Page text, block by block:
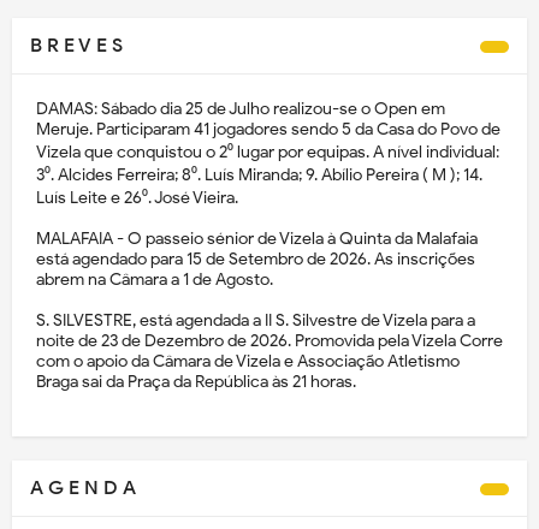
B R E V E S
DAMAS: Sábado dia 25 de Julho realizou-se o Open em
Meruje. Participaram 41 jogadores sendo 5 da Casa do Povo de
Vizela que conquistou o 2⁰ lugar por equipas. A nível individual:
3⁰. Alcides Ferreira; 8⁰. Luís Miranda; 9. Abílio Pereira ( M ); 14.
Luís Leite e 26⁰. José Vieira.
MALAFAIA - O passeio sénior de Vizela à Quinta da Malafaia
está agendado para 15 de Setembro de 2026. As inscrições
abrem na Câmara a 1 de Agosto.
S. SILVESTRE, está agendada a II S. Silvestre de Vizela para a
noite de 23 de Dezembro de 2026. Promovida pela Vizela Corre
com o apoio da Câmara de Vizela e Associação Atletismo
Braga sai da Praça da República às 21 horas.
A G E N D A